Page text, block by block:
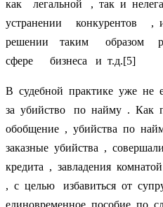
как легальной , так и
устранении конкурентов ,
решении таким образом
сфере бизнеса и т.д.[5]
В судебной практике уже не
за убийство по найму . Как
обобщение , убийства по
заказные убийства ,
кредита , завладения
, с целью избавиться от
единовременное пособие по